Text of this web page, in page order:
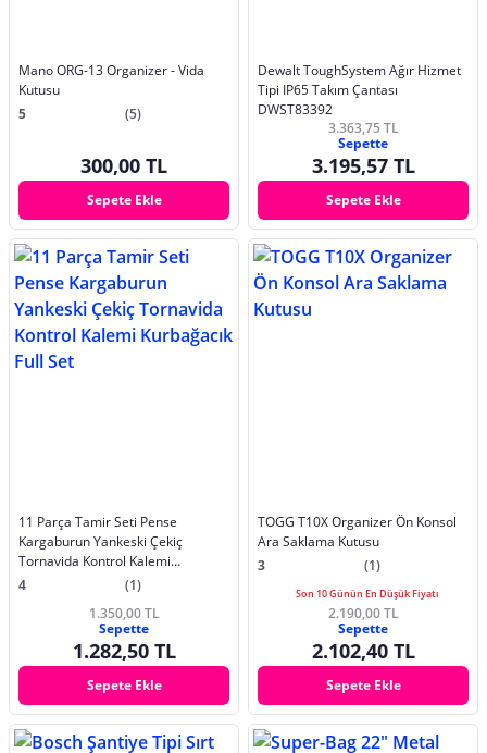
Mano ORG-13 Organizer - Vida
Kutusu
5
(5)
300,00 TL
Sepete Ekle
Dewalt ToughSystem Ağır Hizmet
Tipi IP65 Takım Çantası
DWST83392
3.363,75 TL
Sepette
3.195,57 TL
Sepete Ekle
11 Parça Tamir Seti Pense
Kargaburun Yankeski Çekiç
Tornavida Kontrol Kalemi
Kurbağacık Full Set
4
(1)
1.350,00 TL
Sepette
1.282,50 TL
Sepete Ekle
TOGG T10X Organizer Ön Konsol
Ara Saklama Kutusu
3
(1)
Son 10 Günün En Düşük Fiyatı
2.190,00 TL
Sepette
2.102,40 TL
Sepete Ekle